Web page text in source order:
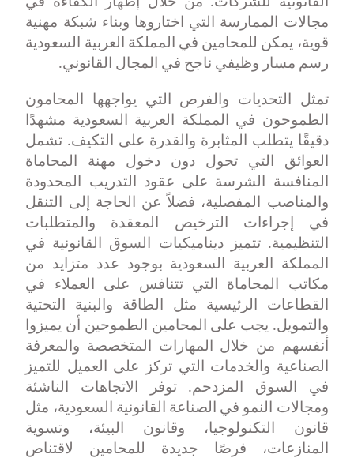
مجالات الممارسة التي اختاروها وبناء شبكة مهنية
قوية، يمكن للمحامين في المملكة العربية السعودية
رسم مسار وظيفي ناجح في المجال القانوني.
تمثل التحديات والفرص التي يواجهها المحامون
الطموحون في المملكة العربية السعودية مشهدًا
دقيقًا يتطلب المثابرة والقدرة على التكيف. تشمل
العوائق التي تحول دون دخول مهنة المحاماة
المنافسة الشرسة على عقود التدريب المحدودة
والمناصب المفصلية، فضلاً عن الحاجة إلى التنقل
في إجراءات الترخيص المعقدة والمتطلبات
التنظيمية. تتميز ديناميكيات السوق القانونية في
المملكة العربية السعودية بوجود عدد متزايد من
مكاتب المحاماة التي تتنافس على العملاء في
القطاعات الرئيسية مثل الطاقة والبنية التحتية
والتمويل. يجب على المحامين الطموحين أن يميزوا
أنفسهم من خلال المهارات المتخصصة والمعرفة
الصناعية والخدمات التي تركز على العميل للتميز
في السوق المزدحم. توفر الاتجاهات الناشئة
ومجالات النمو في الصناعة القانونية السعودية، مثل
قانون التكنولوجيا، وقانون البيئة، وتسوية
المنازعات، فرصًا جديدة للمحامين لاقتناص